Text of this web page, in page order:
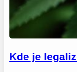
Kde je